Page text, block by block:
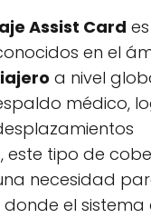
Assist Card
en el
a nivel
médico,
este tipo de
necesidad
donde el